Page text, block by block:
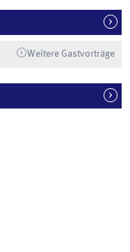
Weitere Gastvorträge